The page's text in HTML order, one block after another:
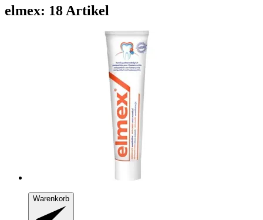
elmex: 18 Artikel
Warenkorb